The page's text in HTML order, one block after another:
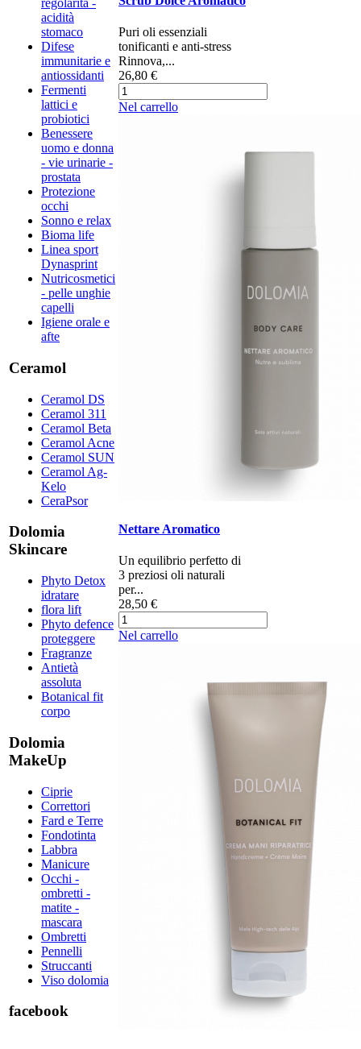
regolaritá -
acidità
stomaco
Difese
immunitarie e
antiossidanti
Fermenti
lattici e
probiotici
Benessere
uomo e donna
- vie urinarie -
prostata
Protezione
occhi
Sonno e relax
Bioma life
Linea sport
Dynasprint
Nutricosmetici
- pelle unghie
capelli
Igiene orale e
afte
Ceramol
Ceramol DS
Ceramol 311
Ceramol Beta
Ceramol Acne
Ceramol SUN
Ceramol Ag-
Kelo
CeraPsor
Dolomia
Skincare
Phyto Detox
idratare
flora lift
Phyto defence
proteggere
Fragranze
Antietà
assoluta
Botanical fit
corpo
Dolomia
MakeUp
Ciprie
Correttori
Fard e Terre
Fondotinta
Labbra
Manicure
Occhi -
ombretti -
matite -
mascara
Ombretti
Pennelli
Struccanti
Viso dolomia
facebook
Puri oli essenziali
tonificanti e anti-stress
Rinnova,...
26,80 €
Nel carrello
Nettare Aromatico
Un equilibrio perfetto di
3 preziosi oli naturali
per...
28,50 €
Nel carrello